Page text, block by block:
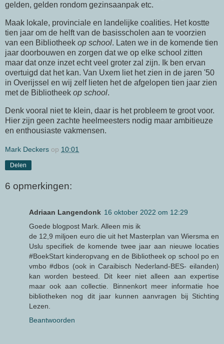
gelden, gelden rondom gezinsaanpak etc.
Maak lokale, provinciale en landelijke coalities. Het kostte
tien jaar om de helft van de basisscholen aan te voorzien
van een Bibliotheek op school. Laten we in de komende tien
jaar doorbouwen en zorgen dat we op elke school zitten
maar dat onze inzet echt veel groter zal zijn. Ik ben ervan
overtuigd dat het kan. Van Uxem liet het zien in de jaren '50
in Overijssel en wij zelf lieten het de afgelopen tien jaar zien
met de Bibliotheek op school.
Denk vooral niet te klein, daar is het probleem te groot voor.
Hier zijn geen zachte heelmeesters nodig maar ambitieuze
en enthousiaste vakmensen.
Mark Deckers op 10:01
Delen
6 opmerkingen:
Adriaan Langendonk 16 oktober 2022 om 12:29
Goede blogpost Mark. Alleen mis ik
de 12,9 miljoen euro die uit het Masterplan van Wiersma en
Uslu specifiek de komende twee jaar aan nieuwe locaties
#BoekStart kinderopvang en de Bibliotheek op school po en
vmbo #dbos (ook in Caraibisch Nederland-BES- eilanden)
kan worden besteed. Dit keer niet alleen aan expertise
maar ook aan collectie. Binnenkort meer informatie hoe
bibliotheken nog dit jaar kunnen aanvragen bij Stichting
Lezen.
Beantwoorden